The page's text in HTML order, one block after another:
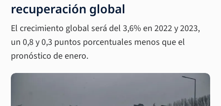
recuperación global
El crecimiento global será del 3,6% en 2022 y 2023,
un 0,8 y 0,3 puntos porcentuales menos que el
pronóstico de enero.